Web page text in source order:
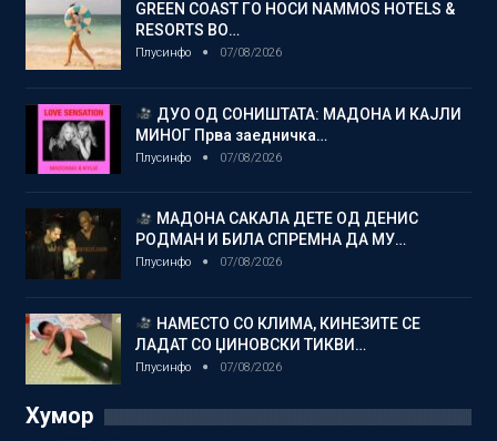
GREEN COAST ГО НОСИ NAMMOS HOTELS &
RESORTS ВО…
Плусинфо 07/08/2026
ДУО ОД СОНИШТАТА: МАДОНА И КАЈЛИ
МИНОГ Прва заедничка…
Плусинфо 07/08/2026
МАДОНА САКАЛА ДЕТЕ ОД ДЕНИС
РОДМАН И БИЛА СПРЕМНА ДА МУ…
Плусинфо 07/08/2026
НАМЕСТО СО КЛИМА, КИНЕЗИТЕ СЕ
ЛАДАТ СО ЏИНОВСКИ ТИКВИ…
Плусинфо 07/08/2026
Хумор